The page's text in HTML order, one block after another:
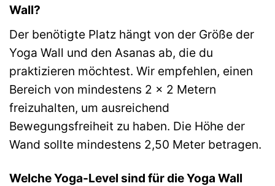
Wall?
Der benötigte Platz hängt von der Größe der
Yoga Wall und den Asanas ab, die du
praktizieren möchtest. Wir empfehlen, einen
Bereich von mindestens 2 x 2 Metern
freizuhalten, um ausreichend
Bewegungsfreiheit zu haben. Die Höhe der
Wand sollte mindestens 2,50 Meter betragen.
Welche Yoga-Level sind für die Yoga Wall